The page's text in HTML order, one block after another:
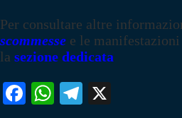
Per consultare altre
scommesse e le
la sezione dedicata
Fa W
Te